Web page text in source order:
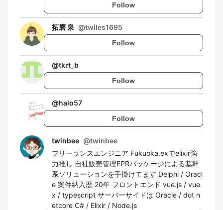
Follow
拓磨 泉 @twiles1695
Follow
@tkrt_b
Follow
@halo57
Follow
twinbee @twinbee
フリーランスエンジニア Fukuoka.exでelixir強
力推し 自社販売管理EPRパッケージによる基幹
系ソリューションを手掛けてます Delphi / Oracl
e 案件納入歴 20年 フロントエンド vue.js / vue
x / typescript サーバーサイドは Oracle / dot n
etcore C# / Elixir / Node.js